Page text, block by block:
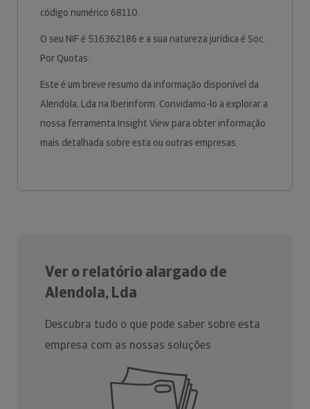
código numérico 68110.
O seu NIF é 516362186 e a sua natureza jurídica é Soc.
Por Quotas.
Este é um breve resumo da informação disponível da
Alendola, Lda na Iberinform. Convidamo-lo a explorar a
nossa ferramenta Insight View para obter informação
mais detalhada sobre esta ou outras empresas.
Ver o relatório alargado de
Alendola, Lda
Descubra tudo o que pode saber sobre esta
empresa com as nossas soluções